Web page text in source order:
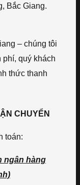
Bắc Giang.
– chúng tôi
phí, quý khách
thức thanh
CHUYỂN
toán:
ngân hàng